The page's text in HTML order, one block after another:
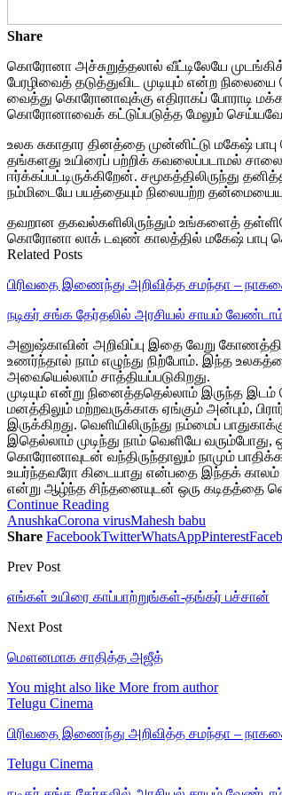
Share
கொரோனா அச்சுறுத்தலால் வீட்டிலேயே
பேரழிவைத் தடுத்துவிட முடியும் என்ற
வைத்து கொரோனாவுக்கு எதிராகப் போராடி
கொரோனாவைக் கட்டுப்படுத்த மேலும்
உலக சுகாதார தினத்தை முன்னிட்டு மகேஷ்
தங்களது உயிரைப் பற்றிக் கவலைப்படாமல்
ஈர்க்கப்பட்டிருக்கிறேன். சமூகத்திலிருந்து
நம்மிடையே பயத்தையும் நிலையற்ற
தவறான தகவல்களிலிருந்தும் உங்களைத்
கொரோனா லாக் டவுண் காலத்தில் மகேஷ் பாபு
Related Posts
பிரிவதை இணைந்து அறிவித்த சமந்தா –
நடிகர் சங்க தேர்தலில் அரசியல் சாயம் வேண்டாம்
அனுஷ்காவின் அறிவிப்பு இதை வேறு கோணத்தில்
உணர்ந்தால் நாம் எழுந்து நிற்போம். இந்த
அவையெல்லாம் சாத்தியப்படுகிறது.
முடியும் என்று நினைத்ததெல்லாம் இருந்த
மனத்திலும் மற்றவருக்காக ஏங்கும் அன்பும்,
இருக்கிறது. வெளியிலிருந்து நம்மைப்
இதெல்லாம் முடிந்து நாம் வெளியே
கொரோனாவுடன் வந்திருந்தாலும் நாமும்
உயர்ந்தவரோ கிடையாது என்பதை இந்தக் காலம்
என்று ஆழ்ந்த சிந்தனையுடன் ஒரு கடிதத்தை
Continue Reading
AnushkaCorona virusMahesh babu
Share FacebookTwitterWhatsAppPinterest
Prev Post
எங்கள் உயிரை காப்பாற்றுங்கள்-தங்கர் பச்சான்
Next Post
மௌனமாக சாதித்த அஜீத்
You might also like More from author
Telugu Cinema
பிரிவதை இணைந்து அறிவித்த சமந்தா –
Telugu Cinema